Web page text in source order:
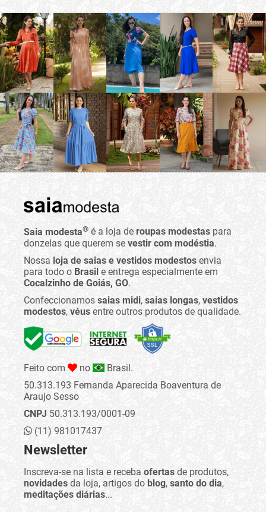
Saia modesta® é a loja de roupas modestas para
donzelas que querem se vestir com modéstia.
Nossa loja de saias e vestidos modestos envia
para todo o Brasil e entrega especialmente em
Cocalzinho de Goiás, GO.
Confeccionamos saias midi, saias longas, vestidos
modestos, véus entre outros produtos de qualidade.
Feito com no
Brasil.
50.313.193 Fernanda Aparecida Boaventura de
Araujo Sesso
CNPJ 50.313.193/0001-09
(11) 981017437
Newsletter
Inscreva-se na lista e receba ofertas de produtos,
novidades da loja, artigos do blog, santo do dia,
meditações diárias...